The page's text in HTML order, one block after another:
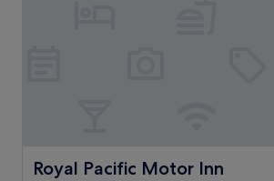
Royal Pacific Motor Inn
Royal Pacific Motor Inn